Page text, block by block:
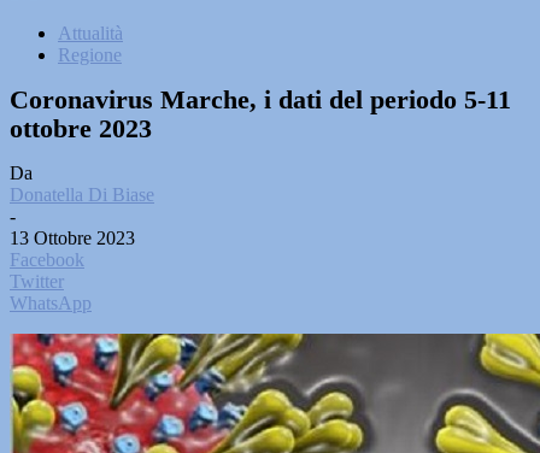
Attualità
Regione
Coronavirus Marche, i dati del periodo 5-11
ottobre 2023
Da
Donatella Di Biase
-
13 Ottobre 2023
Facebook
Twitter
WhatsApp